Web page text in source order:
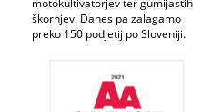
motokultivatorjev ter gumijastih
škornjev. Danes pa zalagamo
preko 150 podjetij po Sloveniji.